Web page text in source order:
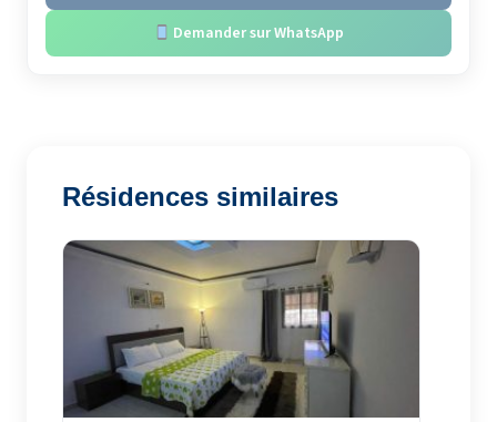
Demander sur WhatsApp
Résidences similaires